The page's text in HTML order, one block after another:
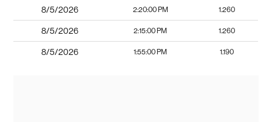
8/5/2026 2:20:00 PM 1.260
8/5/2026 2:15:00 PM 1.260
8/5/2026 1:55:00 PM 1.190